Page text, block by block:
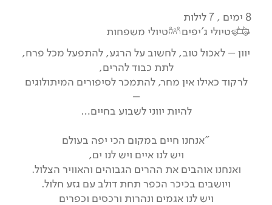
8 ימים , 7 לילות
טיולי ג'יפים
טיולי משפחות
יוון – לאכול טוב, לחשוב על הרגע, להתפעל מכל פרח,
לתת כבוד להרים,
לרקוד כאילו אין מחר, להתמכר לסיפורים המיתולוגים
–
להיות יווני לשבוע בחיים…
"אנחנו חיים במקום הכי יפה בעולם
ויש לנו איים ויש לנו ים,
ואנחנו אוהבים את ההרים הגבוהים והאוויר הצלול.
ויושבים בכיכר הכפר תחת דולב עם גזע חלול.
ויש לנו אגמים ונהרות ורכסים וכפרים